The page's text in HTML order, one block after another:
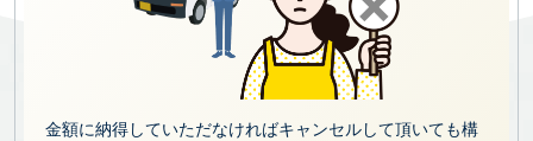
金額に納得していただなければキャンセルして頂いても構